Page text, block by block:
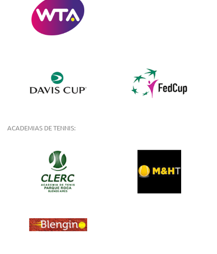
ACADEMIAS DE TENNIS: